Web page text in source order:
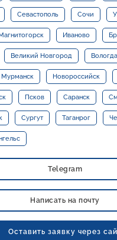
Севастополь Сочи
Магнитогорск Иваново
Великий Новгород Вологда
Мурманск Новороссийск
Псков Саранск
Сургут Таганрог
Telegram
Написать на почту
Оставить заявку через